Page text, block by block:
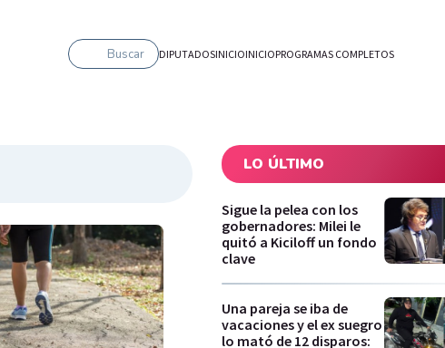
Buscar DIPUTADOSINICIOINICIOPROGRAMAS COMPLETOS
LO ÚLTIMO
Sigue la pelea con los
gobernadores: Milei le
quitó a Kiciloff un fondo
clave
Una pareja se iba de
vacaciones y el ex suegro
lo mató de 12 disparos: